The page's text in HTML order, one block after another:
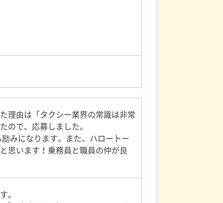
理由は「タクシー業界の常識は非常
ので、応募しました。
みになります。また、ハロートー
思います！乗務員と職員の仲が良
。